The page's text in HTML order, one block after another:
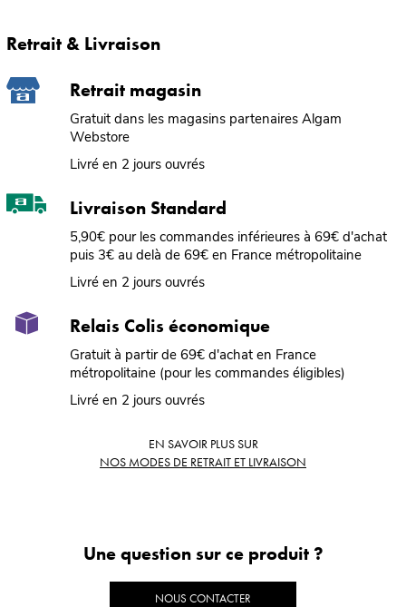
Retrait & Livraison
Retrait magasin
Gratuit dans les magasins partenaires Algam
Webstore
Livré en 2 jours ouvrés
Livraison Standard
5,90€ pour les commandes inférieures à 69€ d'achat
puis 3€ au delà de 69€ en France métropolitaine
Livré en 2 jours ouvrés
Relais Colis économique
Gratuit à partir de 69€ d'achat en France
métropolitaine (pour les commandes éligibles)
Livré en 2 jours ouvrés
EN SAVOIR PLUS SUR
NOS MODES DE RETRAIT ET LIVRAISON
Une question sur ce produit ?
NOUS CONTACTER